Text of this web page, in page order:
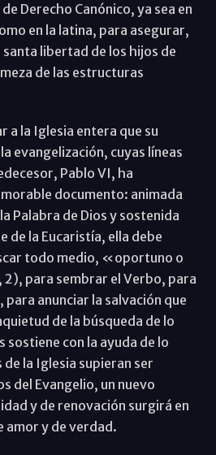
Derecho Canónico, ya sea en
en la latina, para asegurar,
libertad de los hijos de
de las estructuras
la Iglesia entera que su
evangelización, cuyas líneas
Pablo VI, ha
documento: animada
Palabra de Dios y sostenida
de la Eucaristía, ella debe
todo medio, «oportuno o
para sembrar el Verbo, para
para anunciar la salvación que
de la búsqueda de lo
sostiene con la ayuda de lo
la Iglesia supieran ser
del Evangelio, un nuevo
y de renovación surgirá en
amor y de verdad.